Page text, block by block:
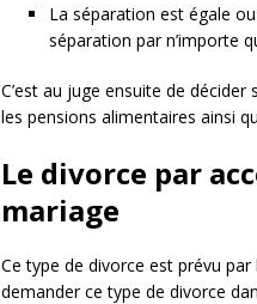
La séparation est égale
séparation par n’importe
C’est au juge ensuite de
les pensions alimentaires ainsi
Le divorce par
mariage
Ce type de divorce est prévu
demander ce type de divorce